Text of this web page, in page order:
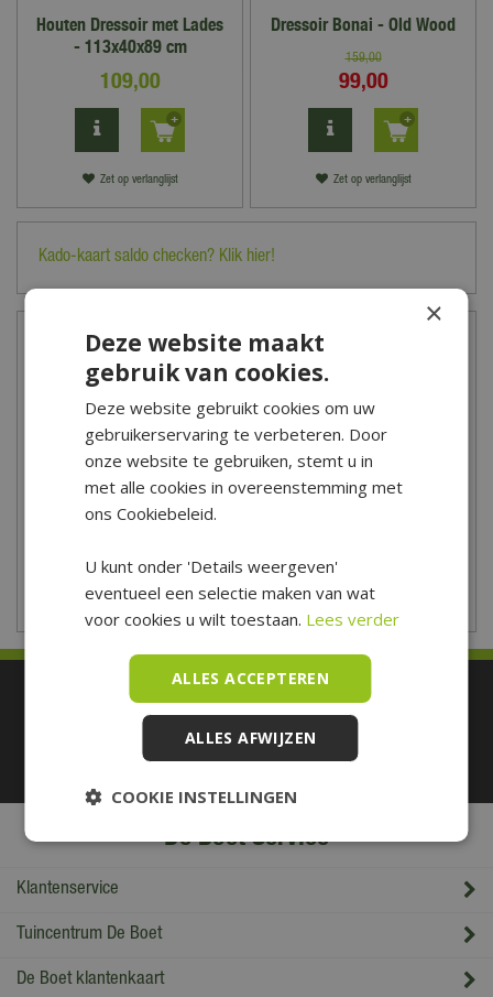
Houten Dressoir met Lades
- 113x40x89 cm
109,00
Zet op verlanglijst
Dressoir Bonai - Old Wood
159,00
99,00
Zet op verlanglijst
Kado-kaart saldo checken? Klik hier!
Openingstijden
Maandag
Dinsdag
09:00 - 18:00
Woensdag
09:00 - 18:00
Donderdag
09:00 - 18:00
09:00 - 21:00
Zaterdag
Toon aangepaste openingstijden
Betaal makkelijk en veilig
De Boet Service
Klantenservice
Tuincentrum De Boet
De Boet klantenkaart
×
Deze website maakt
gebruik van cookies.
Deze website gebruikt cookies om uw
gebruikerservaring te verbeteren. Door
onze website te gebruiken, stemt u in
met alle cookies in overeenstemming met
ons Cookiebeleid.
U kunt onder 'Details weergeven'
eventueel een selectie maken van wat
voor cookies u wilt toestaan. Lees verder
ALLES ACCEPTEREN
ALLES AFWIJZEN
COOKIE INSTELLINGEN